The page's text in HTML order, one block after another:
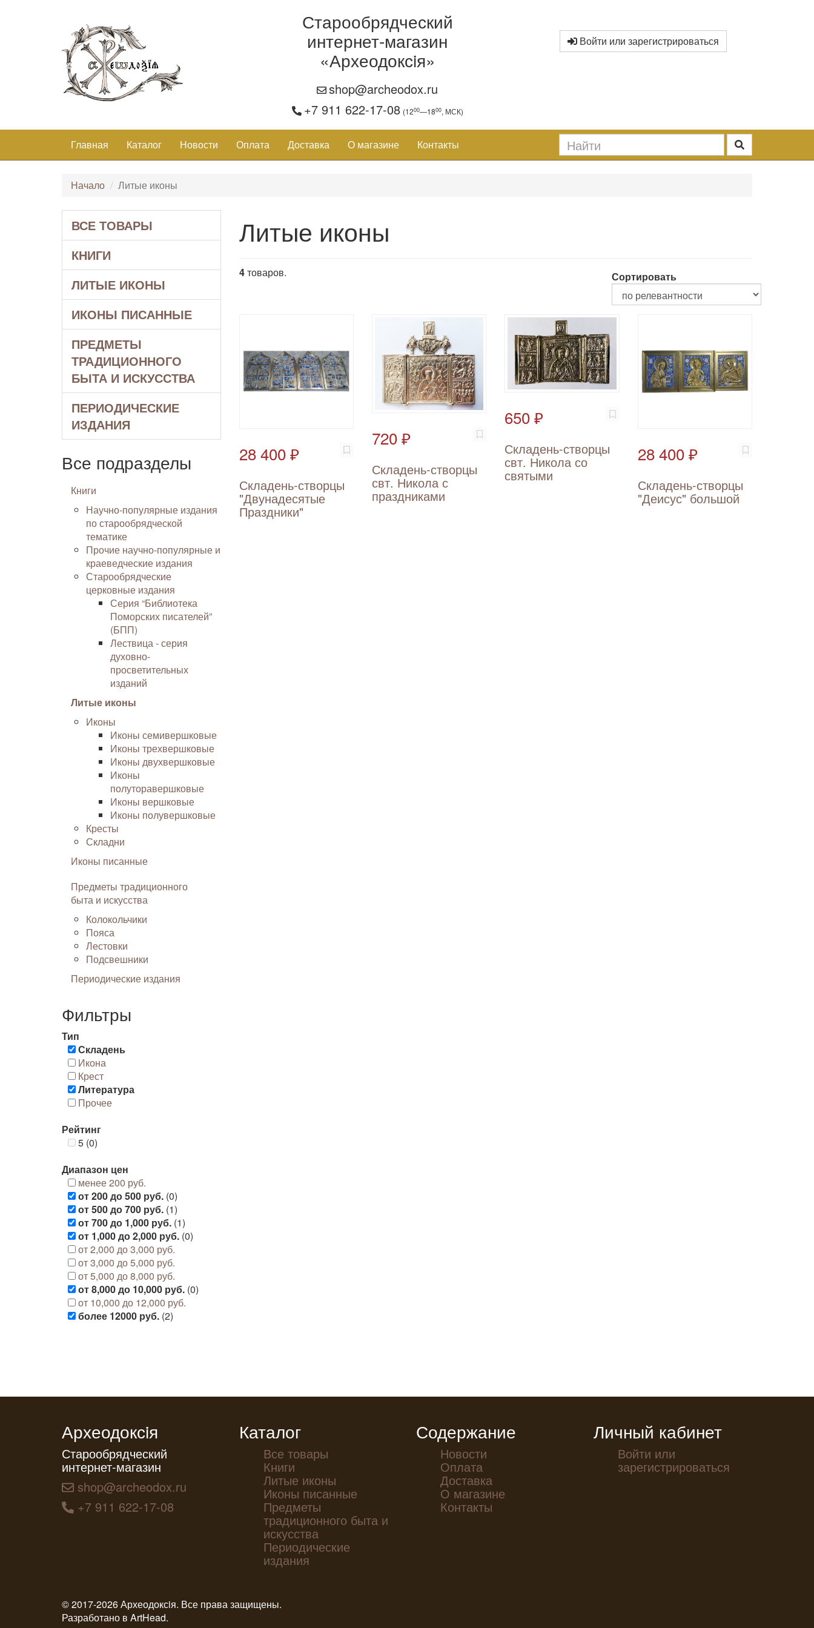
Старообрядческий
интернет-магазин
«Археодоксiя»
shop@archeodox.ru
+7 911 622-17-08 (1200—1800, МСК)
Войти или зарегистрироваться
Главная Каталог Новости Оплата Доставка О магазине Контакты
Начало Литые иконы
ВСЕ ТОВАРЫ
КНИГИ
ЛИТЫЕ ИКОНЫ
ИКОНЫ ПИСАННЫЕ
ПРЕДМЕТЫ
ТРАДИЦИОННОГО
БЫТА И ИСКУССТВА
ПЕРИОДИЧЕСКИЕ
ИЗДАНИЯ
Все подразделы
Книги
Научно-популярные издания
по старообрядческой
тематике
Прочие научно-популярные и
краеведческие издания
Старообрядческие
церковные издания
Серия “Библиотека
Поморских писателей”
(БПП)
Лествица - серия
духовно-
просветительных
изданий
Литые иконы
Иконы
Иконы семивершковые
Иконы трехвершковые
Иконы двухвершковые
Иконы
полуторавершковые
Иконы вершковые
Иконы полувершковые
Кресты
Складни
Иконы писанные
Предметы традиционного
быта и искусства
Колокольчики
Пояса
Лестовки
Подсвешники
Периодические издания
Фильтры
Тип
Складень
Икона
Крест
Литература
Прочее
Рейтинг
5 (0)
Диапазон цен
менее 200 руб.
от 200 до 500 руб. (0)
от 500 до 700 руб. (1)
от 700 до 1,000 руб. (1)
от 1,000 до 2,000 руб. (0)
от 2,000 до 3,000 руб.
от 3,000 до 5,000 руб.
от 5,000 до 8,000 руб.
от 8,000 до 10,000 руб. (0)
от 10,000 до 12,000 руб.
более 12000 руб. (2)
Литые иконы
4товаров. Сортировать
28 400 ₽
Складень-створцы
"Двунадесятые
Праздники"
720 ₽
Складень-створцы
свт. Никола с
праздниками
650 ₽
Складень-створцы
свт. Никола со
святыми
28 400 ₽
Складень-створцы
"Деисус" большой
Археодоксiя
Старообрядческий
интернет-магазин
shop@archeodox.ru
+7 911 622-17-08
Каталог
Все товары
Книги
Литые иконы
Иконы писанные
Предметы
традиционного быта и
искусства
Периодические
издания
Содержание
Новости
Оплата
Доставка
О магазине
Контакты
Личный кабинет
Войти или
зарегистрироваться
© 2017-2026 Археодоксiя. Все права защищены.
Разработано в ArtHead.